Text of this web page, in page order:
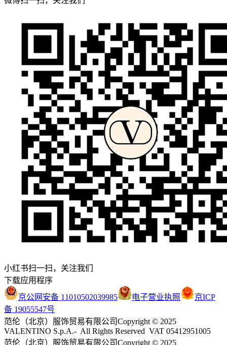
小红书扫一扫，关注我们
下载应用程序
京公网安备 11010502039985
电子营业执照
京ICP
备 19055547号
范伦（北京）服饰贸易有限公司Copyright © 2025
VALENTINO S.p.A.- All Rights Reserved VAT 05412951005
范伦（北京）服饰贸易有限公司Copyright © 2025